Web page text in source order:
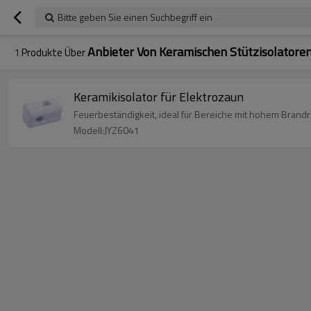
Bitte geben Sie einen Suchbegriff ein
1 Produkte ÜberAnbieter Von Keramischen
Keramikisolator für Elektrozaun
Feuerbeständigkeit, ideal für Bereiche mit hohem
Modell:JYZ6041